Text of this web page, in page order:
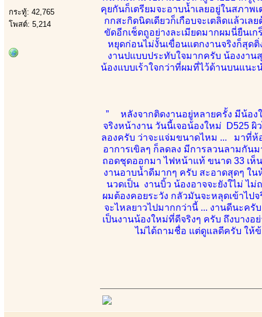
กระทู้: 42,765
โพสต์: 5,214
คุยกันก็เตรียมจะอาบน้ำเลยอยู่ในสภาพ
กกสะกิดนิดเดียวก็เกือบจะเตลิดแล้วเ
ขัดอีกเช็ดถูอย่างละเมียดมากผมนี่ยืนเ
หยุดก่อนไม่งั้นเขื่อนแตกงานจริงก็สุด
งานปแบบประทับใจมากครับ น้องงา
น้องแบบเร้าใจกว่าที่ผมที่ไว้ด้านบนแนะ
” หลังจากติดงานอยู่หลายครั้ง มีน้องใ
จริงหน้างาน วันนี้เจอน้องใหม่ D525 ผิ
ลองครับ ว่าจะแจ่มขนาดไหม ... มาที่ห้
อาการเขิลๆ ก็ลดลง มีการลวนลามกั
ถอดชุดออกมา ไฟหน้าแท้ ขนาด 33 เห็
งานอาบน้ำดีมากๆ ครับ สะอาดสุดๆ ใ
นวดเป็น งานบิ้ว น้องอาจจะยังใไม่ ไ
ผมต้องคอยระวัง กลัวมันจะหลุดเข้าไป
จะไหลยาวไปมากกว่านี้ ... งานดีนะค
เป็นงานน้องใหม่ที่ดีจริงๆ ครับ ถึงบาง
ไม่ได้ถามชื่อ แต่ดูแลดีครับ ให้